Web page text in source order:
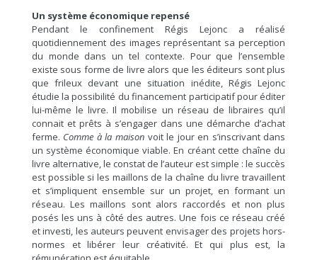
Un système économique repensé
Pendant le confinement Régis Lejonc a réalisé
quotidiennement des images représentant sa perception
du monde dans un tel contexte. Pour que l’ensemble
existe sous forme de livre alors que les éditeurs sont plus
que frileux devant une situation inédite, Régis Lejonc
étudie la possibilité du financement participatif pour éditer
lui-même le livre. Il mobilise un réseau de libraires qu’il
connait et prêts à s’engager dans une démarche d’achat
ferme. Comme à la maisonvoit le jour en s’inscrivant dans
un système économique viable. En créant cette chaîne du
livre alternative, le constat de l’auteur est simple : le succès
est possible si les maillons de la chaîne du livre travaillent
et s’impliquent ensemble sur un projet, en formant un
réseau. Les maillons sont alors raccordés et non plus
posés les uns à côté des autres. Une fois ce réseau créé
et investi, les auteurs peuvent envisager des projets hors-
normes et libérer leur créativité. Et qui plus est, la